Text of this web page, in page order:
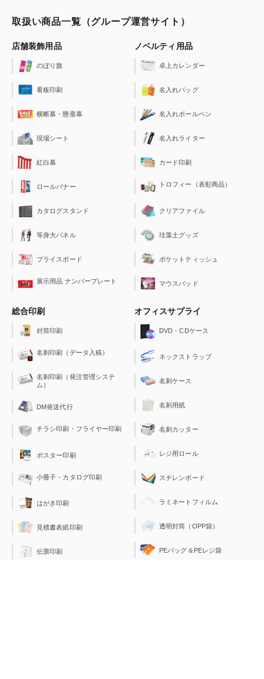
取扱い商品一覧（グループ運営サイト）
店舗装飾用品
のぼり旗
看板印刷
横断幕・懸垂幕
現場シート
紅白幕
ロールバナー
カタログスタンド
等身大パネル
プライスボード
展示用品 ナンバープレート
ノベルティ用品
卓上カレンダー
名入れバッグ
名入れボールペン
名入れライター
カード印刷
トロフィー（表彰商品）
クリアファイル
珪藻土グッズ
ポケットティッシュ
マウスパッド
総合印刷
封筒印刷
名刺印刷（データ入稿）
名刺印刷（発注管理システ
ム）
DM発送代行
チラシ印刷・フライヤー印刷
ポスター印刷
小冊子・カタログ印刷
はがき印刷
見積書表紙印刷
伝票印刷
オフィスサプライ
DVD・CDケース
ネックストラップ
名刺ケース
名刺用紙
名刺カッター
レジ用ロール
スチレンボード
ラミネートフィルム
透明封筒（OPP袋）
PEバッグ＆PEレジ袋